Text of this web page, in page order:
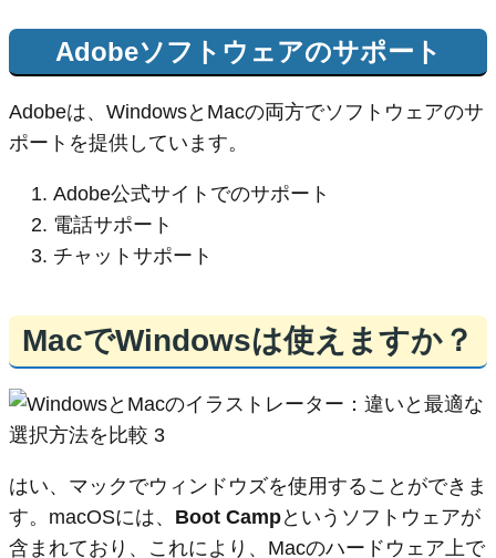
Adobeソフトウェアのサポート
Adobeは、WindowsとMacの両方でソフトウェアのサ
ポートを提供しています。
Adobe公式サイトでのサポート
電話サポート
チャットサポート
MacでWindowsは使えますか？
はい、マックでウィンドウズを使用することができま
す。macOSには、 Boot Campというソフトウェアが
含まれており、これにより、Macのハードウェア上で